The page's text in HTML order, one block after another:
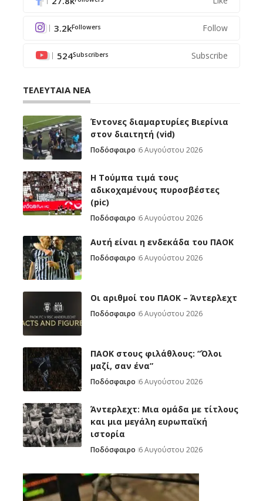
3.2kFollowers Follow
524Subscribers Subscribe
ΤΕΛΕΥΤΑΙΑ ΝΕΑ
Έντονες διαμαρτυρίες Βιερίνια
στον διαιτητή (vid)
Ποδόσφαιρο 6 Αυγούστου 2026
H Tούμπα τιμά τους
αδικοχαμένους πυροσβέστες
(pic)
Ποδόσφαιρο 6 Αυγούστου 2026
Αυτή είναι η ενδεκάδα του ΠΑΟΚ
Ποδόσφαιρο 6 Αυγούστου 2026
Oι αριθμοί του ΠΑΟΚ – Άντερλεχτ
Ποδόσφαιρο 6 Αυγούστου 2026
ΠΑΟΚ στους φιλάθλους: “Όλοι
μαζί, σαν ένα”
Ποδόσφαιρο 6 Αυγούστου 2026
Άντερλεχτ: Mια ομάδα με τίτλους
και μια μεγάλη ευρωπαϊκή
ιστορία
Ποδόσφαιρο 6 Αυγούστου 2026